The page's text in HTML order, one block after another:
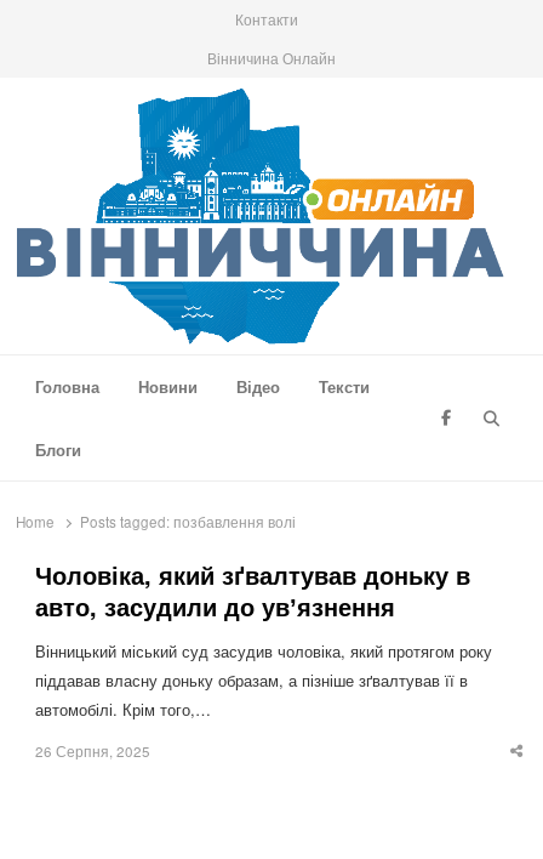
Контакти
Вінничина Онлайн
Головна
Новини Відео Тексти
Блоги
Home Posts tagged: позбавлення волі
Чоловіка, який зґвалтував доньку в
авто, засудили до увʼязнення
Вінницький міський суд засудив чоловіка, який протягом року
піддавав власну доньку образам, а пізніше зґвалтував її в
автомобілі. Крім того,…
26 Серпня, 2025